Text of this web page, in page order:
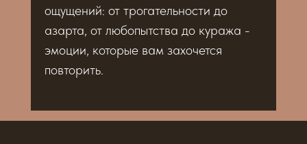
ощущений: от трогательности до
азарта, от любопытства до куража -
эмоции, которые вам захочется
повторить.